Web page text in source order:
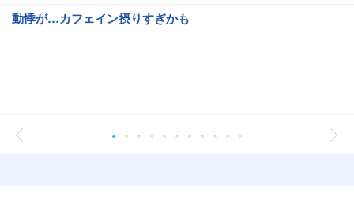
動悸が…カフェイン摂りすぎかも